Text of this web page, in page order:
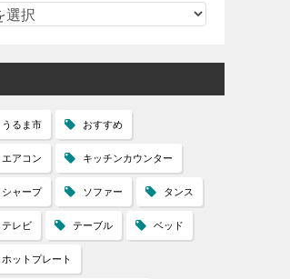
うるま市 おすすめ
エアコン キッチンカウンター
シャープ ソファー タンス
テレビ テーブル ベッド
ホットプレート